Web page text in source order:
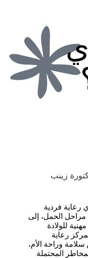
زينب
رعاية فردية
الحمل، إلى
للولادة
رعاية
وراحة الأم،
المحتملة